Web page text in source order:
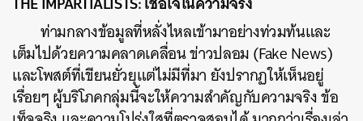
ท่ามกลางข้อมูลที่หลั่งไหลเข้ามาอย่างท่วมท้นและ
เต็มไปด้วยความคลาดเคลื่อน ข่าวปลอม (Fake News)
และโพสต์ที่เขียนยั่วยุแต่ไม่มีที่มา ยังปรากฏให้เห็นอยู่
เรื่อยๆ ผู้บริโภคกลุ่มนี้จะให้ความสำคัญกับความจริง ข้อ